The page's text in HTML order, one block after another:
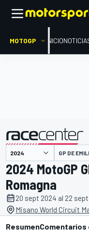
MOTOGP INICIO
presentado por GP DE
2024 MotoGP
Romagna
20 sept 2024 al 22
Misano World Circuit
ResumenComentarios